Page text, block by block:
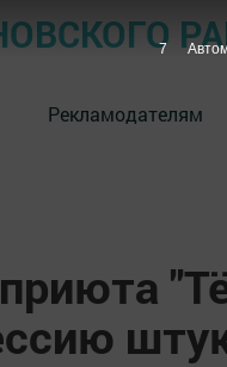
Рекламодателям
6